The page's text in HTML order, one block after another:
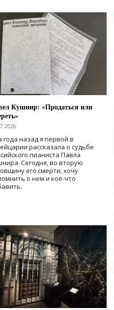
Кушнир: «Продаться или
года назад я первой в
рассказала о судьбе
пианиста Павла
Сегодня, во вторую
его смерти, хочу
о нем и кое-что